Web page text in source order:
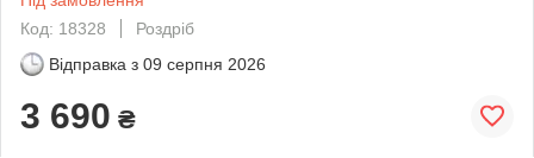
Код: 18328
Роздріб
Відправка з 09 серпня 2026
3 690 ₴